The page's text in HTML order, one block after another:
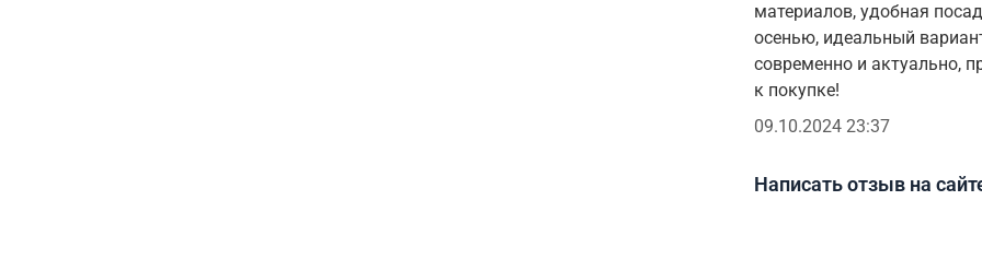
материалов, удобная
осенью, идеальный
современно и актуально,
к покупке!
09.10.2024 23:37
Написать отзыв на